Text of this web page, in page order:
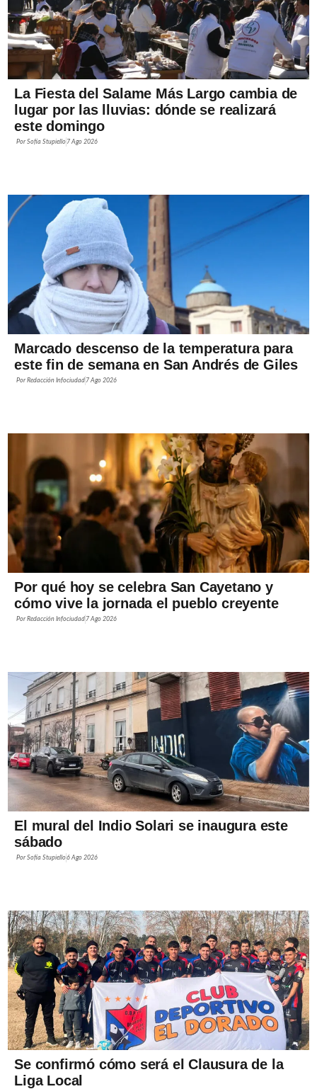
La Fiesta del Salame Más Largo cambia de
lugar por las lluvias: dónde se realizará
este domingo
PorSofía Stupiello 7 Ago 2026
Marcado descenso de la temperatura para
este fin de semana en San Andrés de Giles
PorRedacción Infociudad 7 Ago 2026
Por qué hoy se celebra San Cayetano y
cómo vive la jornada el pueblo creyente
PorRedacción Infociudad 7 Ago 2026
El mural del Indio Solari se inaugura este
sábado
PorSofía Stupiello6 Ago 2026
Se confirmó cómo será el Clausura de la
Liga Local